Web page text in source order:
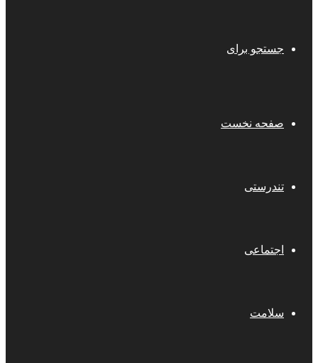
جستجو برای
صفحه نخست
تندرستی
اجتماعی
سلامت